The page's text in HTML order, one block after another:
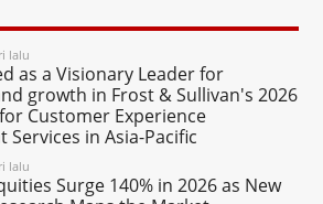
lalu
as a Visionary Leader for
growth in Frost & Sullivan's 2026
Customer Experience
Services in Asia-Pacific
lalu
Surge 140% in 2026 as New